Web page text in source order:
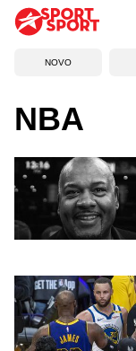
NOVO
NBA